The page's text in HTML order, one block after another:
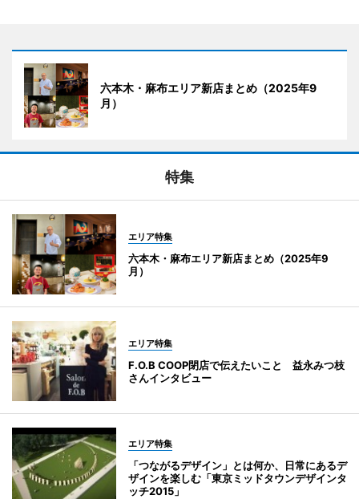
六本木・麻布エリア新店まとめ（2025年9
月）
特集
エリア特集
六本木・麻布エリア新店まとめ（2025年9
月）
エリア特集
F.O.B COOP閉店で伝えたいこと 益永みつ枝
さんインタビュー
エリア特集
「つながるデザイン」とは何か、日常にあるデ
ザインを楽しむ「東京ミッドタウンデザインタ
ッチ2015」